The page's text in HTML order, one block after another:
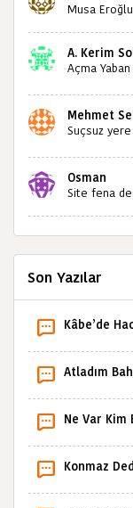
teşekkürler
Musa
A. Kerim
Açma
Bulabilir
Mehmet
Suçsuz
Osman
Site fena
Son Yazılar
Kâbe’de
Atladım
Ne Var
Konmaz